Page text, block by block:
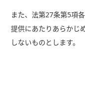
また、法第27条第5項
提供にあたりあらかじ
しないものとします。